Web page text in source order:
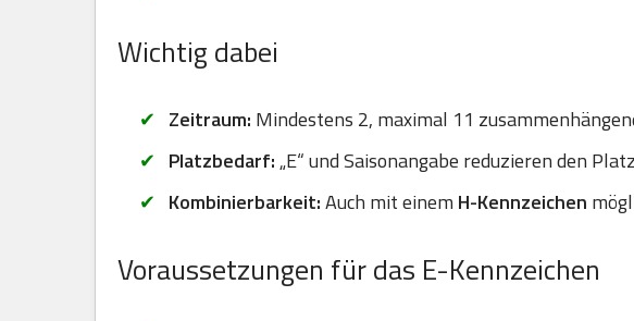
Wichtig dabei
Zeitraum: Mindestens 2, maximal 11
Platzbedarf:„E“ und Saisonangabe reduzieren den
Kombinierbarkeit:Auch mit einem H-Kennzeichen
Voraussetzungen für das E-Kennzeichen